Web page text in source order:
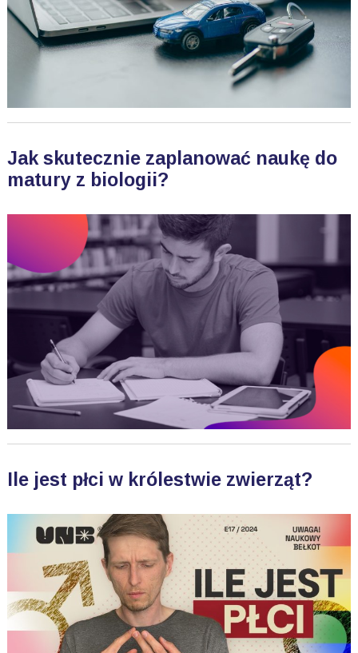
Jak skutecznie zaplanować naukę do
matury z biologii?
Ile jest płci w królestwie zwierząt?